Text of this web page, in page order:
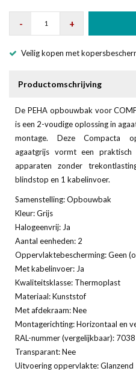
- +
Veilig kopen met
Productomschrijving
De PEHA opbouwbak voor
is een 2-voudige oplossing in
montage. Deze Compacta
agaatgrijs vormt een praktisch
apparaten zonder
blindstop en 1 kabelinvoer.
Samenstelling: Opbouwbak
Kleur: Grijs
Halogeenvrij: Ja
Aantal eenheden: 2
Oppervlaktebescherming: Geen
Met kabelinvoer: Ja
Kwaliteitsklasse: Thermoplast
Materiaal: Kunststof
Met afdekraam: Nee
Montagerichting: Horizontaal en
RAL-nummer (vergelijkbaar): 7038
Transparant: Nee
Uitvoering oppervlakte: Glanzend